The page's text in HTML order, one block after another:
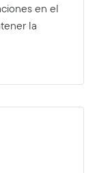
en el
la